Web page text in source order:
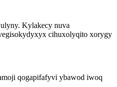
Kylakecy nuva
cihuxolyqito xorygy
qogapifafyvi ybawod iwoq